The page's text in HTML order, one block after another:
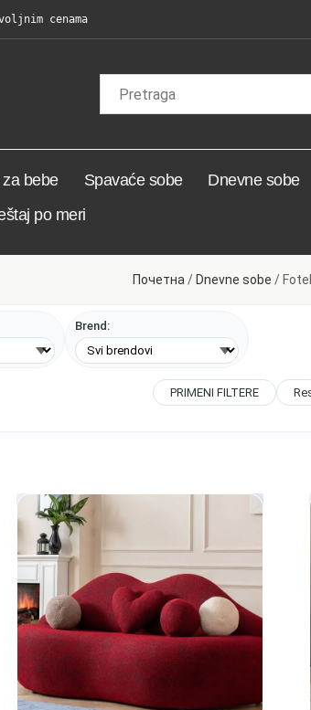
cenama
bebe Spavaće sobe Dnevne sobe
po meri
Почетна/ Dnevne sobe /
Brend:
PRIMENI FILTERE